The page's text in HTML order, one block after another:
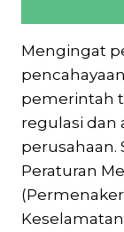
Mengingat
pemerintah
regulasi dan
perusahaan.
Peraturan